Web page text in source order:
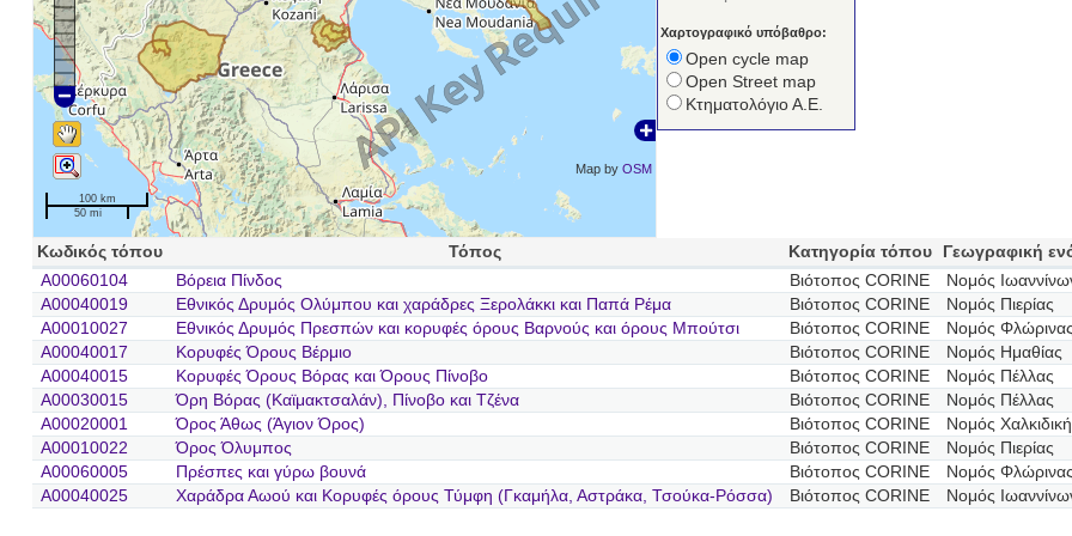
Map byOSM
100 km
50 mi
Χαρτογραφικό υπόβαθρο:
Open cycle map
Open Street map
Κτηματολόγιο Α.Ε.
Κωδικός τόπου Τόπος Κατηγορία τόπου
Γεωγραφική
A00060104
Βόρεια Πίνδος Βιότοπος CORINE
Νομός
A00040019
Εθνικός Δρυμός Ολύμπου και χαράδρες Ξερολάκκι και Παπά Ρέμα Βιότοπος CORINE
Νομός Πιερίας
A00010027
Εθνικός Δρυμός Πρεσπών και κορυφές όρους Βαρνούς και όρους Μπούτσι Βιότοπος CORINE
Νομός Φλώρινας
A00040017
Κορυφές Όρους Βέρμιο Βιότοπος CORINE
Νομός Ημαθίας
A00040015
Κορυφές Όρους Βόρας και Όρους Πίνοβο Βιότοπος CORINE
Νομός Πέλλας
A00030015
Όρη Βόρας (Καϊμακτσαλάν), Πίνοβο και Τζένα Βιότοπος CORINE
Νομός Πέλλας
A00020001
Όρος Άθως (Άγιον Όρος) Βιότοπος CORINE
Νομός
A00010022
Όρος Όλυμπος Βιότοπος CORINE
Νομός Πιερίας
A00060005
Πρέσπες και γύρω βουνά Βιότοπος CORINE
Νομός Φλώρινας
A00040025
Χαράδρα Αωού και Κορυφές όρους Τύμφη (Γκαμήλα, Αστράκα, Τσούκα-Ρόσσα) Βιότοπος CORINE Νομός